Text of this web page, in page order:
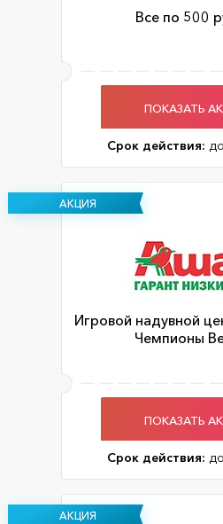
Все по 500
ПОКАЗАТЬ
Срок действия:
АКЦИЯ
Игровой надувной
Чемпионы
ПОКАЗАТЬ
Срок действия:
АКЦИЯ